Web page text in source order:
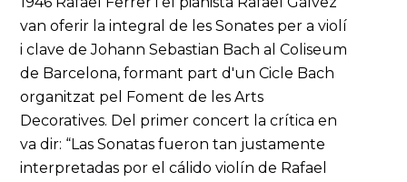
van oferir la integral de les Sonates per a violí
i clave de Johann Sebastian Bach al Coliseum
de Barcelona, formant part d'un Cicle Bach
organitzat pel Foment de les Arts
Decoratives. Del primer concert la crítica en
va dir: “Las Sonatas fueron tan justamente
interpretadas por el cálido violín de Rafael